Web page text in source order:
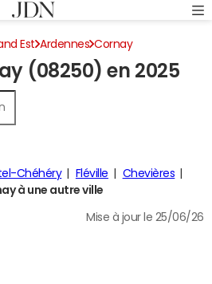
Est Ardennes Cornay
(08250) en 2025
Chéhéry Fléville
Chevières
à une autre ville
Mise à jour le 25/06/26